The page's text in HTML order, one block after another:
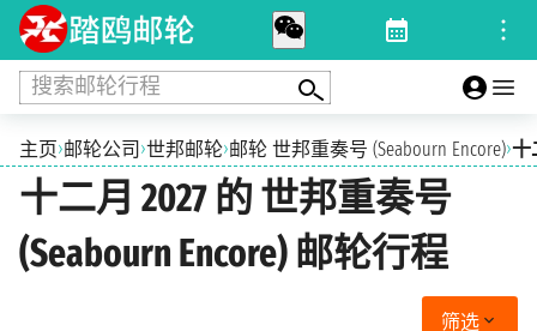
搜索邮轮行程
主页›邮轮公司 ›世邦邮轮›邮轮 世邦重奏号 (Seabourn Encore)›十
十二月 2027 的 世邦重奏号
(Seabourn Encore) 邮轮行程
筛选